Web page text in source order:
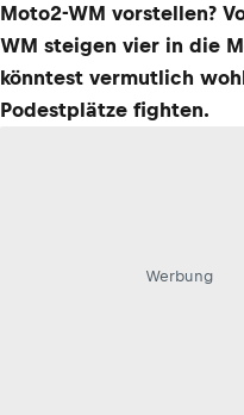
Moto2-WM vorstellen?
WM steigen vier in die
könntest vermutlich
Podestplätze fighten.
Werbung